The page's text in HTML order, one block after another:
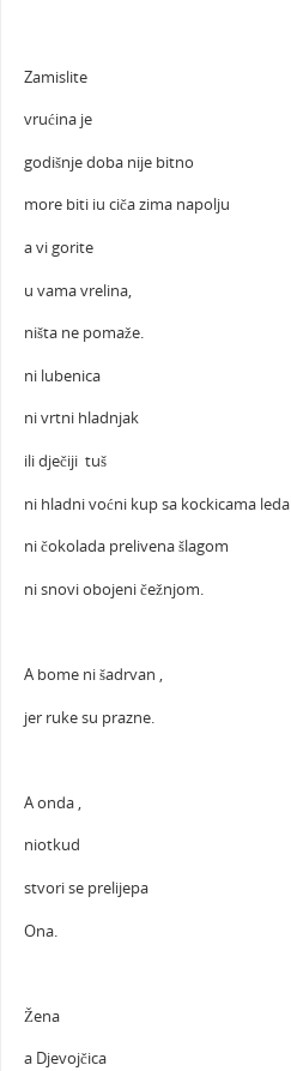
Zamislite
vrućina je
godišnje doba nije bitno
more biti iu ciča zima napolju
a vi gorite
u vama vrelina,
ništa ne pomaže.
ni lubenica
ni vrtni hladnjak
ili dječiji tuš
ni hladni voćni kup sa kockicama leda
ni čokolada prelivena šlagom
ni snovi obojeni čežnjom.
A bome ni šadrvan ,
jer ruke su prazne.
A onda ,
niotkud
stvori se prelijepa
Ona.
Žena
a Djevojčica